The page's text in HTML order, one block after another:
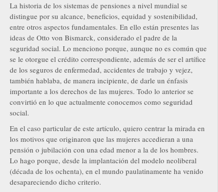
La historia de los sistemas de pensiones a nivel mundial se
distingue por su alcance, beneficios, equidad y sostenibilidad,
entre otros aspectos fundamentales. En ello están presentes las
ideas de Otto von Bismarck, considerado el padre de la
seguridad social. Lo menciono porque, aunque no es común que
se le otorgue el crédito correspondiente, además de ser el artífice
de los seguros de enfermedad, accidentes de trabajo y vejez,
también hablaba, de manera incipiente, de darle un énfasis
importante a los derechos de las mujeres. Todo lo anterior se
convirtió en lo que actualmente conocemos como seguridad
social.
En el caso particular de este artículo, quiero centrar la mirada en
los motivos que originaron que las mujeres accedieran a una
pensión o jubilación con una edad menor a la de los hombres.
Lo hago porque, desde la implantación del modelo neoliberal
(década de los ochenta), en el mundo paulatinamente ha venido
desapareciendo dicho criterio.